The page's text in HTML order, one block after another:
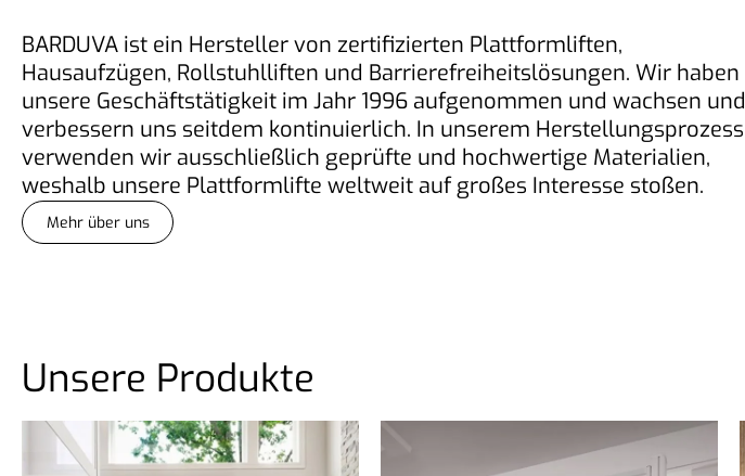
BARDUVA ist ein Hersteller von zertifizierten Plattformliften,
Hausaufzügen, Rollstuhlliften und Barrierefreiheitslösungen. Wir haben
unsere Geschäftstätigkeit im Jahr 1996 aufgenommen und wachsen und
verbessern uns seitdem kontinuierlich. In unserem Herstellungsprozess
verwenden wir ausschließlich geprüfte und hochwertige Materialien,
weshalb unsere Plattformlifte weltweit auf großes Interesse stoßen.
Mehr über uns
Unsere Produkte